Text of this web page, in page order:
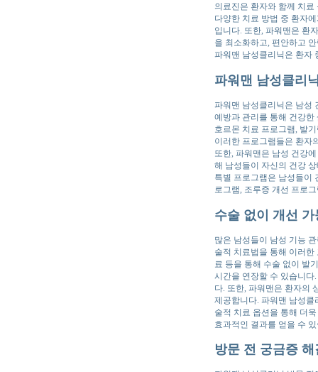
의료진은 환자와 함께 치
다양한 치료 방법 중 환자
입니다. 또한, 파워맨은 환
을 최소화하고, 편안하고
파워맨 남성클리닉은 환자
파워맨 남성클리
파워맨 남성클리닉은 남성
예방과 관리를 통해 건강한
호르몬 치료 프로그램, 발
이러한 프로그램들은 환자
또한, 파워맨은 남성 건강
해 남성들이 자신의 건강
특별 프로그램은 남성들이
로그램, 조루증 개선 프로
수술 없이 개선
많은 남성들이 남성 기능
술적 치료법을 통해 이러
료 등을 통해 수술 없이 발
시간을 연장할 수 있습니
다. 또한, 파워맨은 환자의
제공합니다. 파워맨 남성
술적 치료 옵션을 통해 더
효과적인 결과를 얻을 수
방문 전 궁금증